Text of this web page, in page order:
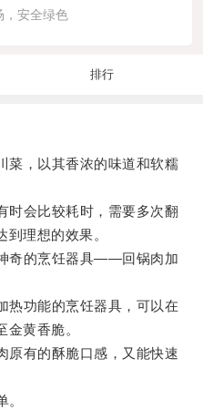
，安全绿色
排行
，以其香浓的味道和软糯
会比较耗时，需要多次翻
理想的效果。
的烹饪器具——回锅肉加
功能的烹饪器具，可以在
黄香脆。
有的酥脆口感，又能快速